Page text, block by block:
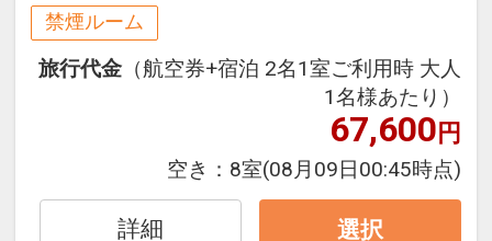
ビジネスの拠点や歴史散策・グルメ
巡りに最適。
禁煙ルーム
旅行代金 （航空券+宿泊 2名1室ご利用時 大人
1名様あたり）
67,600円
空き： 8室(08月09日00:45時点)
詳細 選択